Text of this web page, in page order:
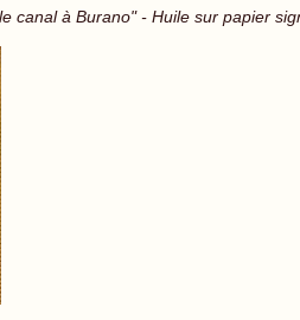
canal à Burano" - Huile sur papier